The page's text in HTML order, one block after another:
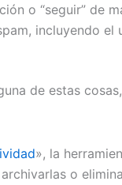
o “seguir” de
incluyendo
de estas
», la
o